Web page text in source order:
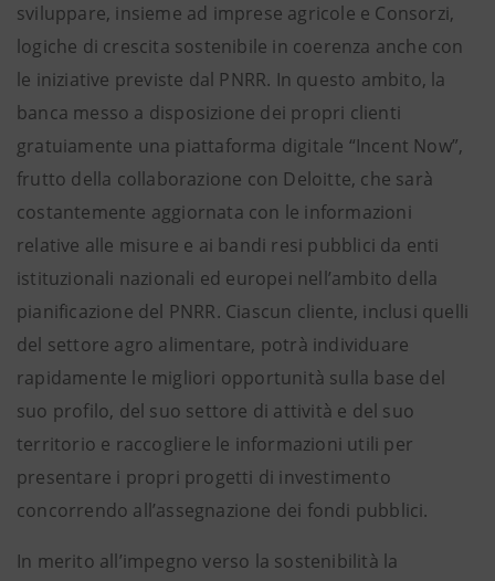
sviluppare, insieme ad imprese agricole e Consorzi,
logiche di crescita sostenibile in coerenza anche con
le iniziative previste dal PNRR. In questo ambito, la
banca messo a disposizione dei propri clienti
gratuiamente una piattaforma digitale “Incent Now”,
frutto della collaborazione con Deloitte, che sarà
costantemente aggiornata con le informazioni
relative alle misure e ai bandi resi pubblici da enti
istituzionali nazionali ed europei nell’ambito della
pianificazione del PNRR. Ciascun cliente, inclusi quelli
del settore agro alimentare, potrà individuare
rapidamente le migliori opportunità sulla base del
suo profilo, del suo settore di attività e del suo
territorio e raccogliere le informazioni utili per
presentare i propri progetti di investimento
concorrendo all’assegnazione dei fondi pubblici.
In merito all’impegno verso la sostenibilità la